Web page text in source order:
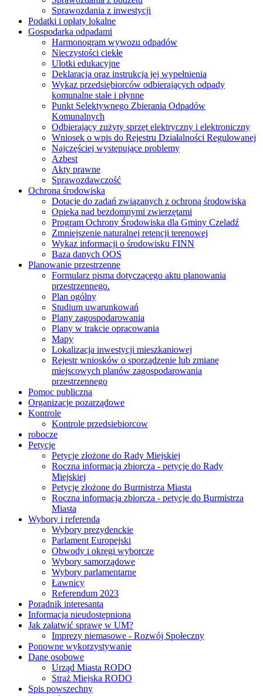
Sprawozdania z inwestycji
Podatki i opłaty lokalne
Gospodarka odpadami
Harmonogram wywozu odpadów
Nieczystości ciekłe
Ulotki edukacyjne
Deklaracja oraz instrukcja jej wypełnienia
Wykaz przedsiębiorców odbierających odpady
komunalne stałe i płynne
Punkt Selektywnego Zbierania Odpadów
Komunalnych
Odbierający zużyty sprzęt elektryczny i elektroniczny
Wniosek o wpis do Rejestru Działalności Regulowanej
Najczęściej występujące problemy
Azbest
Akty prawne
Sprawozdawczość
Ochrona środowiska
Dotacje do zadań związanych z ochroną środowiska
Opieka nad bezdomnymi zwierzętami
Program Ochrony Środowiska dla Gminy Czeladź
Zmniejszenie naturalnej retencji terenowej
Wykaz informacji o środowisku FINN
Baza danych OOS
Planowanie przestrzenne
Formularz pisma dotyczącego aktu planowania
przestrzennego.
Plan ogólny
Studium uwarunkowań
Plany zagospodarowania
Plany w trakcie opracowania
Mapy
Lokalizacja inwestycji mieszkaniowej
Rejestr wniosków o sporządzenie lub zmianę
miejscowych planów zagospodarowania
przestrzennego
Pomoc publiczna
Organizacje pozarządowe
Kontrole
Kontrole przedsiebiorcow
robocze
Petycje
Petycje złożone do Rady Miejskiej
Roczna informacja zbiorcza - petycje do Rady
Miejskiej
Petycje złożone do Burmistrza Miasta
Roczna informacja zbiorcza - petycje do Burmistrza
Miasta
Wybory i referenda
Wybory prezydenckie
Parlament Europejski
Obwody i okręgi wyborcze
Wybory samorządowe
Wybory parlamentarne
Ławnicy
Referendum 2023
Poradnik interesanta
Informacja nieudostępniona
Jak załatwić sprawę w UM?
Imprezy niemasowe - Rozwój Społeczny
Ponowne wykorzystywanie
Dane osobowe
Urząd Miasta RODO
Straż Miejska RODO
Spis powszechny